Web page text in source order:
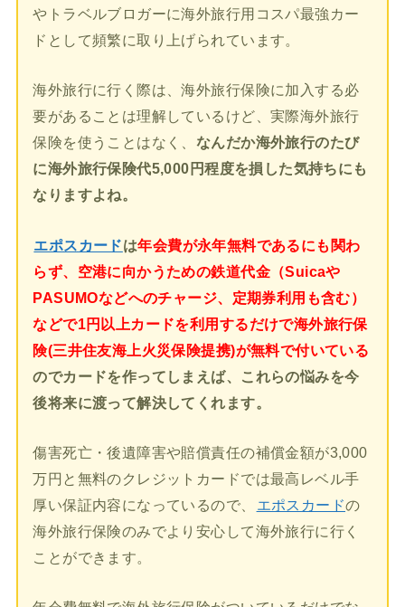
やトラベルブロガーに海外旅行用コスパ最強カー
ドとして頻繁に取り上げられています。
海外旅行に行く際は、海外旅行保険に加入する必
要があることは理解しているけど、実際海外旅行
保険を使うことはなく、 なんだか海外旅行のたび
に海外旅行保険代5,000円程度を損した気持ちにも
なりますよね。
エポスカードは年会費が永年無料であるにも関わ
らず、空港に向かうための鉄道代金（Suicaや
PASUMOなどへのチャージ、定期券利用も含む）
などで1円以上カードを利用するだけで海外旅行保
険(三井住友海上火災保険提携)が無料で付いている
のでカードを作ってしまえば、これらの悩みを今
後将来に渡って解決してくれます。
傷害死亡・後遺障害や賠償責任の補償金額が3,000
万円と無料のクレジットカードでは最高レベル手
厚い保証内容になっているので、
エポスカードの
海外旅行保険のみでより安心して海外旅行に行く
ことができます。